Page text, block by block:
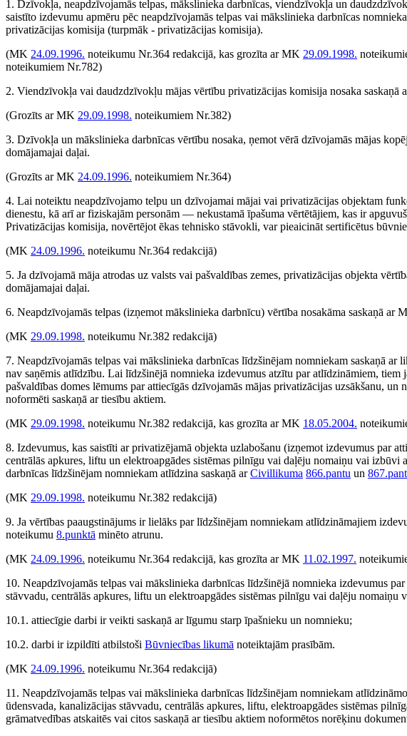
1. Dzīvokļa, neapdzīvojamās telpas, mākslinieka darbnīcas, viendzīvokļa un
saistīto izdevumu apmēru pēc neapdzīvojamās telpas vai mākslinieka darbnīcas
privatizācijas komisija (turpmāk - privatizācijas komisija).
(MK 24.09.1996. noteikumu Nr.364 redakcijā, kas grozīta ar MK 29.09.1998.
noteikumiem Nr.782)
2. Viendzīvokļa vai daudzdzīvokļu mājas vērtību privatizācijas komisija nosaka saskaņā
(Grozīts ar MK 29.09.1998. noteikumiem Nr.382)
3. Dzīvokļa un mākslinieka darbnīcas vērtību nosaka, ņemot vērā dzīvojamās mājas
domājamajai daļai.
(Grozīts ar MK 24.09.1996. noteikumiem Nr.364)
4. Lai noteiktu neapdzīvojamo telpu un dzīvojamai mājai vai privatizācijas objektam
dienestu, kā arī ar fiziskajām personām — nekustamā īpašuma vērtētājiem, kas ir
Privatizācijas komisija, novērtējot ēkas tehnisko stāvokli, var pieaicināt sertificētus
(MK 24.09.1996. noteikumu Nr.364 redakcijā)
5. Ja dzīvojamā māja atrodas uz valsts vai pašvaldības zemes, privatizācijas objekta
domājamajai daļai.
6. Neapdzīvojamās telpas (izņemot mākslinieka darbnīcu) vērtība nosakāma saskaņā
(MK 29.09.1998. noteikumu Nr.382 redakcijā)
7. Neapdzīvojamās telpas vai mākslinieka darbnīcas līdzšinējam nomniekam saskaņā ar
nav saņēmis atlīdzību. Lai līdzšinējā nomnieka izdevumus atzītu par atlīdzināmiem,
pašvaldības domes lēmums par attiecīgās dzīvojamās mājas privatizācijas uzsākšanu,
noformēti saskaņā ar tiesību aktiem.
(MK 29.09.1998. noteikumu Nr.382 redakcijā, kas grozīta ar MK 18.05.2004.
8. Izdevumus, kas saistīti ar privatizējamā objekta uzlabošanu (izņemot izdevumus par
centrālās apkures, liftu un elektroapgādes sistēmas pilnīgu vai daļēju nomaiņu vai
darbnīcas līdzšinējam nomniekam atlīdzina saskaņā arCivillikuma 866.pantu un
(MK 29.09.1998. noteikumu Nr.382 redakcijā)
9. Ja vērtības paaugstinājums ir lielāks par līdzšinējam nomniekam atlīdzināmajiem
noteikumu 8.punktā minēto atrunu.
(MK 24.09.1996. noteikumu Nr.364 redakcijā, kas grozīta ar MK 11.02.1997.
10. Neapdzīvojamās telpas vai mākslinieka darbnīcas līdzšinējā nomnieka izdevumus
stāvvadu, centrālās apkures, liftu un elektroapgādes sistēmas pilnīgu vai daļēju
10.1. attiecīgie darbi ir veikti saskaņā ar līgumu starp īpašnieku un nomnieku;
10.2. darbi ir izpildīti atbilstoši Būvniecības likumā noteiktajām prasībām.
(MK 24.09.1996. noteikumu Nr.364 redakcijā)
11. Neapdzīvojamās telpas vai mākslinieka darbnīcas līdzšinējam nomniekam
ūdensvada, kanalizācijas stāvvadu, centrālās apkures, liftu, elektroapgādes sistēmas
grāmatvedības atskaitēs vai citos saskaņā ar tiesību aktiem noformētos norēķinu